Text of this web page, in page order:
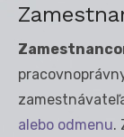
alebo odmenu.